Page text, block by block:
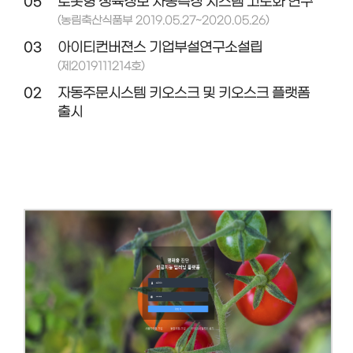
(농림축산식품부 2019.05.27~2020.05.26)
03 아이티컨버젼스 기업부설연구소설립
(제2019111214호)
02
자동주문시스템 키오스크 및 키오스크 플랫폼
출시